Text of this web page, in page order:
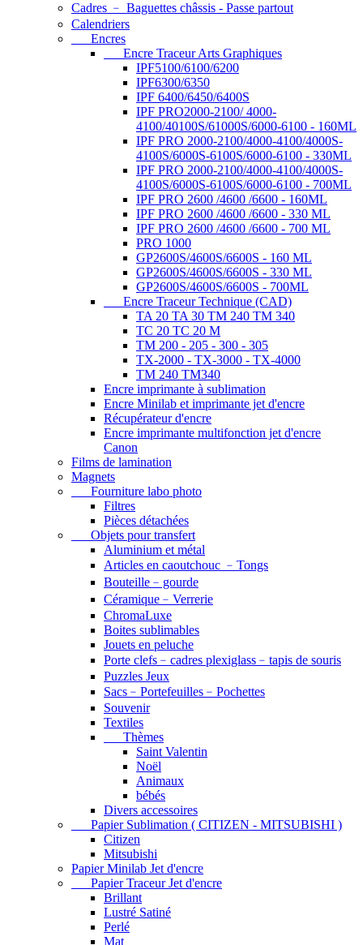
Cadres ﹣ Baguettes châssis - Passe partout
Calendriers
Encres
Encre Traceur Arts Graphiques
IPF5100/6100/6200
IPF6300/6350
IPF 6400/6450/6400S
IPF PRO2000-2100/ 4000-
4100/40100S/61000S/6000-6100 - 160ML
IPF PRO 2000-2100/4000-4100/4000S-
4100S/6000S-6100S/6000-6100 - 330ML
IPF PRO 2000-2100/4000-4100/4000S-
4100S/6000S-6100S/6000-6100 - 700ML
IPF PRO 2600 /4600 /6600 - 160ML
IPF PRO 2600 /4600 /6600 - 330 ML
IPF PRO 2600 /4600 /6600 - 700 ML
PRO 1000
GP2600S/4600S/6600S - 160 ML
GP2600S/4600S/6600S - 330 ML
GP2600S/4600S/6600S - 700ML
Encre Traceur Technique (CAD)
TA 20 TA 30 TM 240 TM 340
TC 20 TC 20 M
TM 200 - 205 - 300 - 305
TX-2000 - TX-3000 - TX-4000
TM 240 TM340
Encre imprimante à sublimation
Encre Minilab et imprimante jet d'encre
Récupérateur d'encre
Encre imprimante multifonction jet d'encre
Canon
Films de lamination
Magnets
Fourniture labo photo
Filtres
Pièces détachées
Objets pour transfert
Aluminium et métal
Articles en caoutchouc ﹣Tongs
Bouteille﹣gourde
Céramique﹣Verrerie
ChromaLuxe
Boites sublimables
Jouets en peluche
Porte clefs﹣cadres plexiglass﹣tapis de souris
Puzzles Jeux
Sacs﹣Portefeuilles﹣Pochettes
Souvenir
Textiles
Thèmes
Saint Valentin
Noël
Animaux
bébés
Divers accessoires
Papier Sublimation ( CITIZEN - MITSUBISHI )
Citizen
Mitsubishi
Papier Minilab Jet d'encre
Papier Traceur Jet d'encre
Brillant
Lustré Satiné
Perlé
Mat